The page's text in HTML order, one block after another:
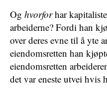
Og hvorforhar
arbeiderne? Fordi han
over deres evne til å yte
eiendomsretten han
eiendomsretten
det var eneste utvei hvis